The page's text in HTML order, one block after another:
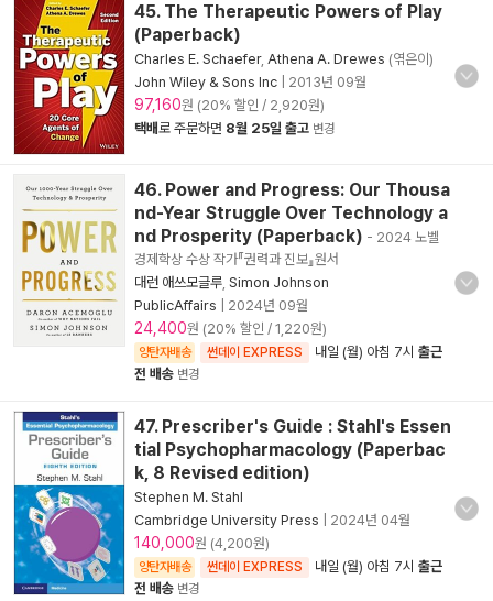
45. The Therapeutic Powers of Play
(Paperback)
Charles E. Schaefer, Athena A. Drewes (엮은이)
John Wiley & Sons Inc
2013년 09월
97,160원 (20% 할인 / 2,920원)
택배로 주문하면 8월 25일 출고 변경
46. Power and Progress: Our Thousa
nd-Year Struggle Over Technology a
nd Prosperity (Paperback) - 2024 노벨
경제학상 수상 작가『권력과 진보』원서
대런 애쓰모글루 Simon Johnson
PublicAffairs
2024년 09월
24,400원 (20% 할인 / 1,220원)
양탄자배송 썬데이 EXPRESS 내일 (월) 아침 7시 출근
전 배송 변경
47. Prescriber's Guide : Stahl's Essen
tial Psychopharmacology (Paperbac
k, 8 Revised edition)
Stephen M. Stahl
Cambridge University Press
2024년 04월
140,000원 (4,200원)
양탄자배송 썬데이 EXPRESS 내일 (월) 아침 7시 출근
전 배송 변경